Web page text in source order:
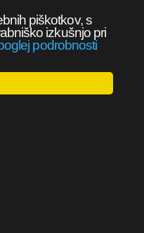
piškotkov, s
izkušnjo pri
podrobnosti